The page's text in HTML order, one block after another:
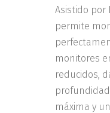
Asistido por
permite
monitores
reducidos,
máxima y